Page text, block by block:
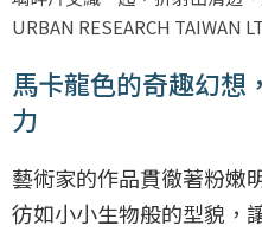
URBAN RESEARCH TAIWAN
馬卡龍色的奇趣幻想
力
藝術家的作品貫徹著粉嫩
彷如小小生物般的型貌，